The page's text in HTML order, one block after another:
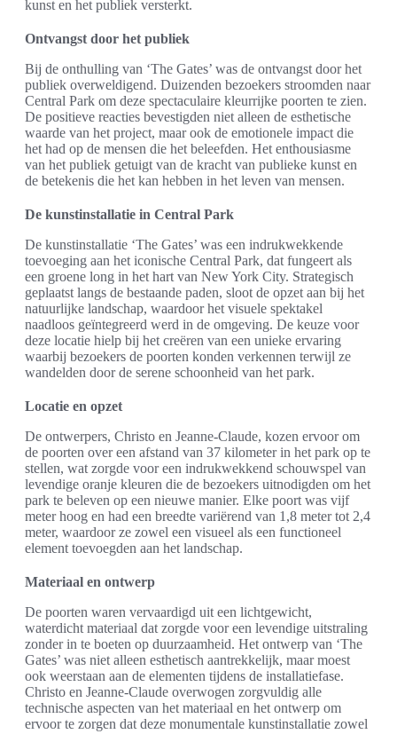
kunst en het publiek versterkt.
Ontvangst door het publiek
Bij de onthulling van ‘The Gates’ was de ontvangst door het
publiek overweldigend. Duizenden bezoekers stroomden naar
Central Park om deze spectaculaire kleurrijke poorten te zien.
De positieve reacties bevestigden niet alleen de esthetische
waarde van het project, maar ook de emotionele impact die
het had op de mensen die het beleefden. Het enthousiasme
van het publiek getuigt van de kracht van publieke kunst en
de betekenis die het kan hebben in het leven van mensen.
De kunstinstallatie in Central Park
De kunstinstallatie ‘The Gates’ was een indrukwekkende
toevoeging aan het iconische Central Park, dat fungeert als
een groene long in het hart van New York City. Strategisch
geplaatst langs de bestaande paden, sloot de opzet aan bij het
natuurlijke landschap, waardoor het visuele spektakel
naadloos geïntegreerd werd in de omgeving. De keuze voor
deze locatie hielp bij het creëren van een unieke ervaring
waarbij bezoekers de poorten konden verkennen terwijl ze
wandelden door de serene schoonheid van het park.
Locatie en opzet
De ontwerpers, Christo en Jeanne-Claude, kozen ervoor om
de poorten over een afstand van 37 kilometer in het park op te
stellen, wat zorgde voor een indrukwekkend schouwspel van
levendige oranje kleuren die de bezoekers uitnodigden om het
park te beleven op een nieuwe manier. Elke poort was vijf
meter hoog en had een breedte variërend van 1,8 meter tot 2,4
meter, waardoor ze zowel een visueel als een functioneel
element toevoegden aan het landschap.
Materiaal en ontwerp
De poorten waren vervaardigd uit een lichtgewicht,
waterdicht materiaal dat zorgde voor een levendige uitstraling
zonder in te boeten op duurzaamheid. Het ontwerp van ‘The
Gates’ was niet alleen esthetisch aantrekkelijk, maar moest
ook weerstaan aan de elementen tijdens de installatiefase.
Christo en Jeanne-Claude overwogen zorgvuldig alle
technische aspecten van het materiaal en het ontwerp om
ervoor te zorgen dat deze monumentale kunstinstallatie zowel